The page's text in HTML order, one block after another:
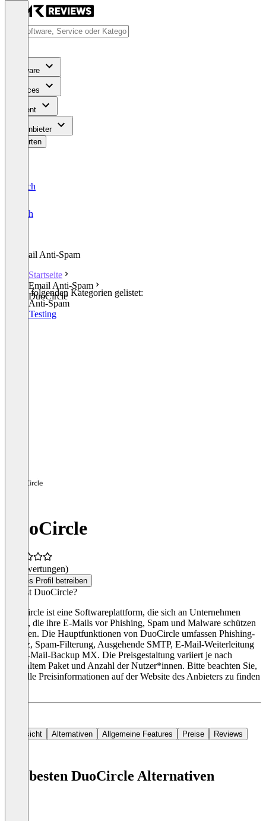
Software
Services
Content
Für Anbieter
Bewerten
Deutsch
English
Email Anti-Spam
Startseite
Email Anti-Spam
DuoCircle
In den folgenden Kategorien gelistet:
Email Anti-Spam
Email Testing
DuoCircle
(0 Bewertungen)
Dieses Profil betreiben
Was ist DuoCircle?
DuoCircle ist eine Softwareplattform, die sich an Unternehmen
richtet, die ihre E-Mails vor Phishing, Spam und Malware schützen
möchten. Die Hauptfunktionen von DuoCircle umfassen Phishing-
Schutz, Spam-Filterung, Ausgehende SMTP, E-Mail-Weiterleitung
und E-Mail-Backup MX. Die Preisgestaltung variiert je nach
gewähltem Paket und Anzahl der Nutzer*innen. Bitte beachten Sie,
dass alle Preisinformationen auf der Website des Anbieters zu finden
Übersicht Alternativen Allgemeine Features Preise Reviews
Die besten DuoCircle Alternativen